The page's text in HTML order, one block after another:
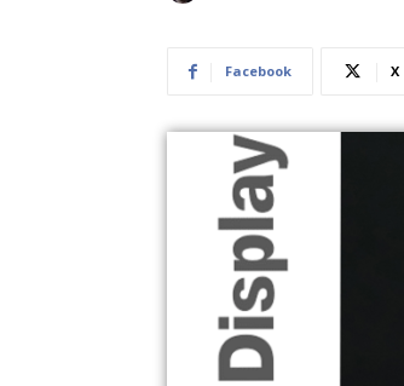
Facebook X